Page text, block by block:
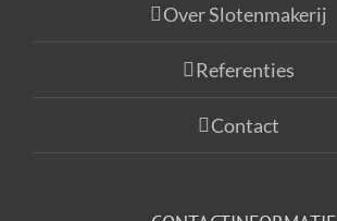
Over Slotenmakerij
Referenties
Contact